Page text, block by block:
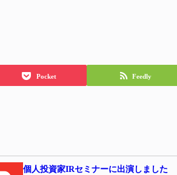
Pocket Feedly
個人投資家IRセミナーに出演しました